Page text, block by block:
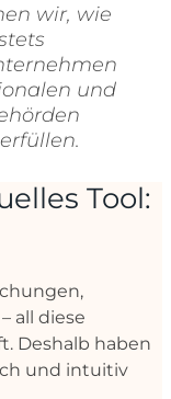
wir, wie
und
Tool:
all diese
Deshalb haben
und intuitiv